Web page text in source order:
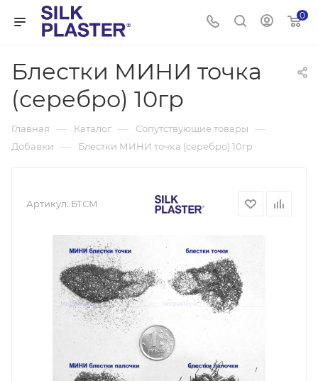
0
Блестки МИНИ точка
(серебро) 10гр
Главная — Каталог — Сопутствующие товары —
Добавки — Блестки МИНИ точка (серебро) 10гр
Артикул: БТСМ